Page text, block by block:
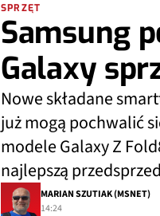
SPRZĘT
Samsung
Galaxy
Nowe składane
już mogą pochwalić
modele Galaxy Z
najlepszą
MARIAN SZUTIAK (MSNET)
14:24